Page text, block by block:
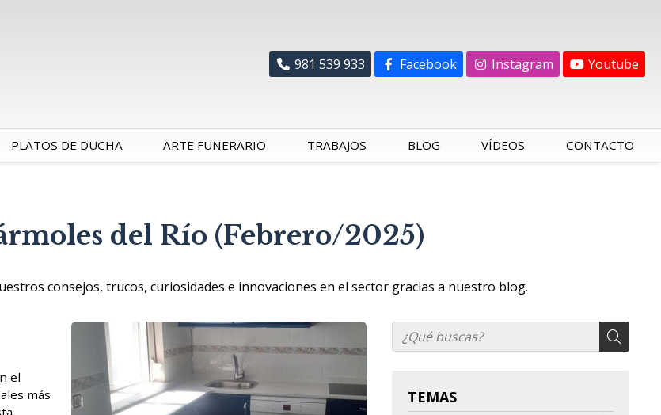
981 539 933 Facebook Instagram Youtube
PLATOS DE DUCHA ARTE FUNERARIO TRABAJOS BLOG VÍDEOS CONTACTO
del Río (Febrero/2025)
consejos, trucos, curiosidades e innovaciones en el sector gracias a nuestro blog.
TEMAS
el
más